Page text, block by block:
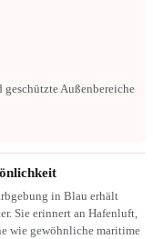
Außenbereiche
in Blau erhält
Sie erinnert an Hafenluft,
wie gewöhnliche maritime